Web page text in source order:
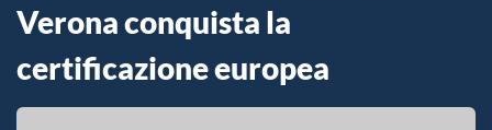
Verona conquista la
certificazione europea